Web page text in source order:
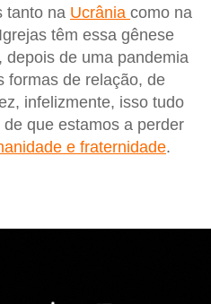
tanto na Ucrânia como na
têm essa gênese
de uma pandemia
formas de relação, de
infelizmente, isso tudo
que estamos a perder
e fraternidade.